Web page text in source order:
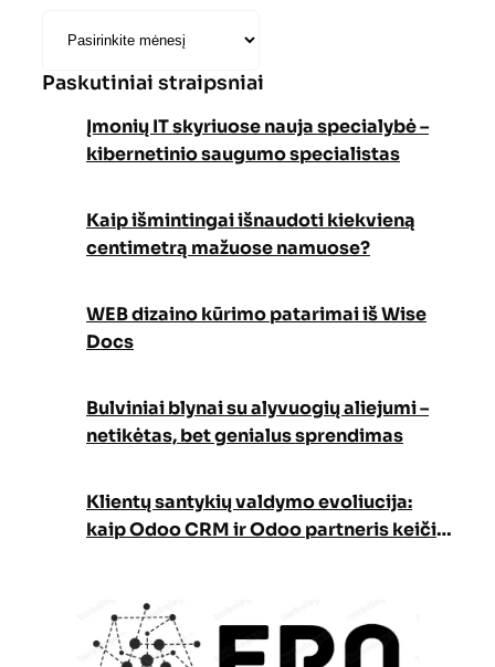
Paskutiniai straipsniai
Įmonių IT skyriuose nauja specialybė –
kibernetinio saugumo specialistas
Kaip išmintingai išnaudoti kiekvieną
centimetrą mažuose namuose?
WEB dizaino kūrimo patarimai iš Wise
Docs
Bulviniai blynai su alyvuogių aliejumi –
netikėtas, bet genialus sprendimas
Klientų santykių valdymo evoliucija:
kaip Odoo CRM ir Odoo partneris keičia